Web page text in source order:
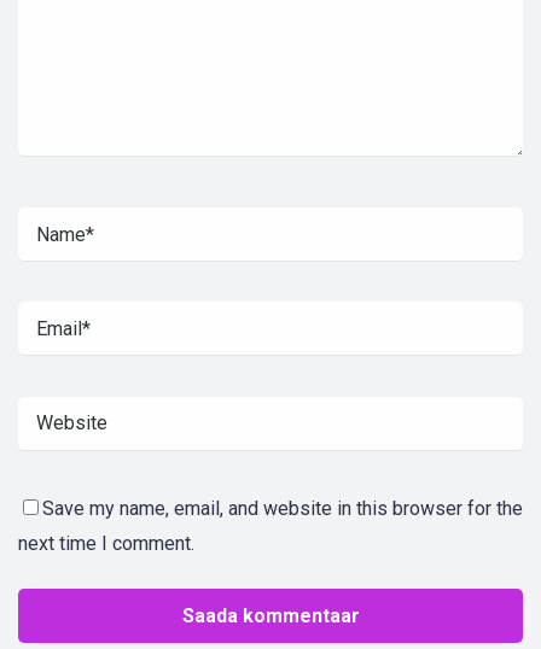
Save my name, email, and website in this browser for the
next time I comment.